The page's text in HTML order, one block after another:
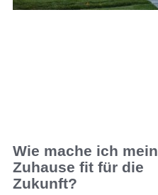
Wie mache ich mein
Zuhause fit für die
Zukunft?